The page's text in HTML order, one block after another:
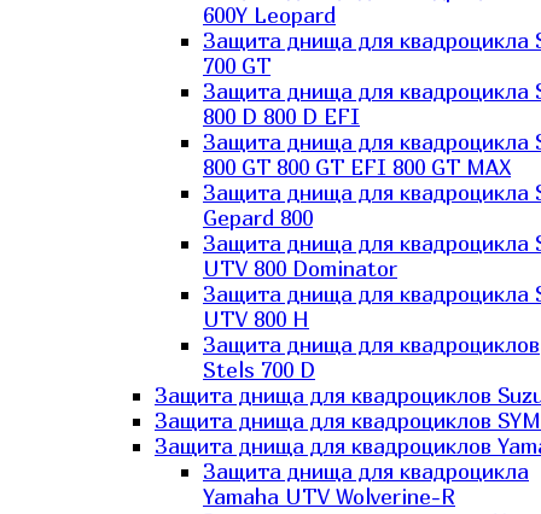
600Y Leopard
Защита днища для квадроцикла
700 GT
Защита днища для квадроцикла
800 D 800 D EFI
Защита днища для квадроцикла
800 GT 800 GT EFI 800 GT MAX
Защита днища для квадроцикла
Gepard 800
Защита днища для квадроцикла
UTV 800 Dominator
Защита днища для квадроцикла
UTV 800 H
Защита днища для квадроциклов
Stels 700 D
Защита днища для квадроциклов
Защита днища для квадроциклов SYM
Защита днища для квадроциклов
Защита днища для квадроцикла
Yamaha UTV Wolverine-R